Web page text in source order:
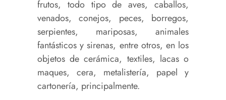
frutos, todo tipo de aves, caballos,
venados, conejos, peces, borregos,
serpientes, mariposas, animales
fantásticos y sirenas, entre otros, en los
objetos de cerámica, textiles, lacas o
maques, cera, metalistería, papel y
cartonería, principalmente.